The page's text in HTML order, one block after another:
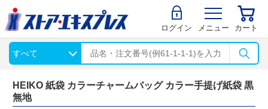
ログイン メニュー カート
HEIKO 紙袋 カラーチャームバッグ カラー手提げ紙袋 黒
無地